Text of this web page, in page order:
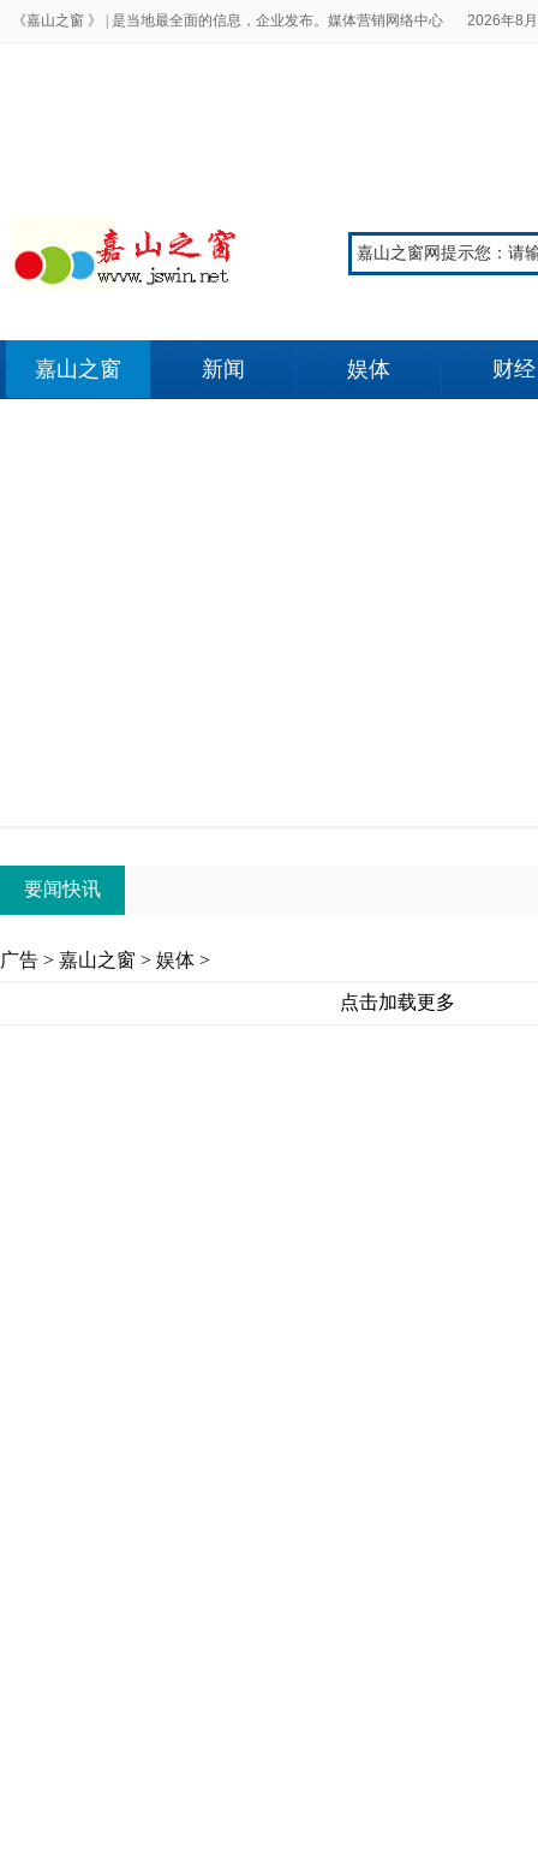
《嘉山之窗 》 | 是当地最全面的信息，企业发布。媒体营销网络中心 2026年8
嘉山之窗 新闻 娱体 财经
要闻快讯
广告 > 嘉山之窗 > 娱体 >
点击加载更多